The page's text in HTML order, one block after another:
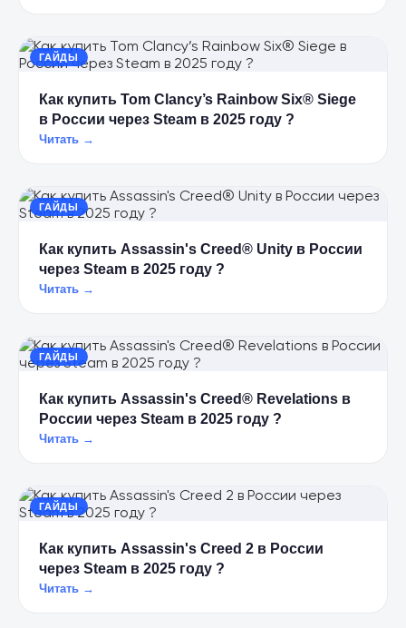
ГАЙДЫ
Как купить Tom Clancy’s Rainbow Six® Siege
в России через Steam в 2025 году ?
Читать →
ГАЙДЫ
Как купить Assassin's Creed® Unity в России
через Steam в 2025 году ?
Читать →
ГАЙДЫ
Как купить Assassin's Creed® Revelations в
России через Steam в 2025 году ?
Читать →
ГАЙДЫ
Как купить Assassin's Creed 2 в России
через Steam в 2025 году ?
Читать →